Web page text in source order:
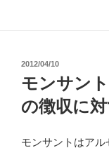
投
稿
日:
2012/04/10
モンサン
の徴収に
モンサントはア